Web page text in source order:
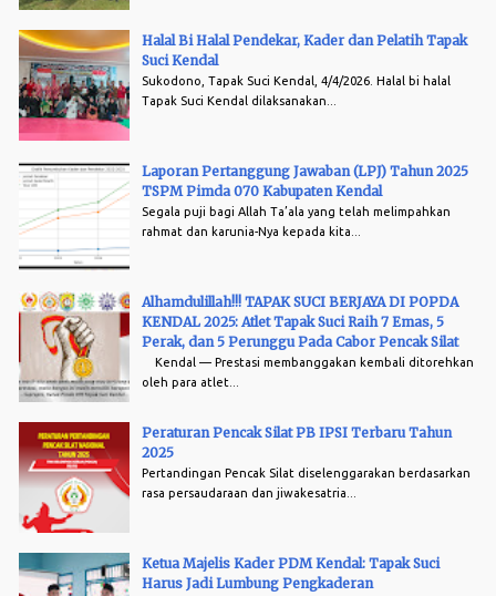
Halal Bi Halal Pendekar, Kader dan Pelatih Tapak
Suci Kendal
Sukodono, Tapak Suci Kendal, 4/4/2026. Halal bi halal
Tapak Suci Kendal dilaksanakan...
Laporan Pertanggung Jawaban (LPJ) Tahun 2025
TSPM Pimda 070 Kabupaten Kendal
Segala puji bagi Allah Ta’ala yang telah melimpahkan
rahmat dan karunia-Nya kepada kita...
Alhamdulillah!!! TAPAK SUCI BERJAYA DI POPDA
KENDAL 2025: Atlet Tapak Suci Raih 7 Emas, 5
Perak, dan 5 Perunggu Pada Cabor Pencak Silat
Kendal — Prestasi membanggakan kembali ditorehkan
oleh para atlet...
Peraturan Pencak Silat PB IPSI Terbaru Tahun
2025
Pertandingan Pencak Silat diselenggarakan berdasarkan
rasa persaudaraan dan jiwakesatria...
Ketua Majelis Kader PDM Kendal: Tapak Suci
Harus Jadi Lumbung Pengkaderan